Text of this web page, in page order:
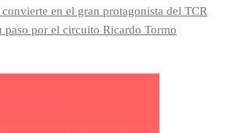
en el gran protagonista del TCR
paso por el circuito Ricardo Tormo